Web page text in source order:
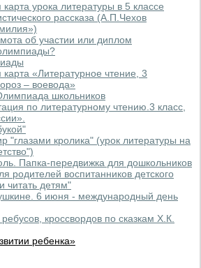
карта урока литературы в 5 классе
рассказа (А.П.Чехов
об участии или диплом
карта «Литературное чтение, 3
– воевода»
школьников
по литературному чтению.3 класс,
"глазами кролика" (урок литературы на
Папка-передвижка для дошкольников
родителей воспитанников детского
читать детям"
6 июня - международный день
ребусов, кроссвордов по сказкам Х.К.
ребенка»